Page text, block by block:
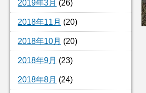
2019年3月 (26)
2018年11月 (20)
2018年10月 (20)
2018年9月 (23)
2018年8月 (24)